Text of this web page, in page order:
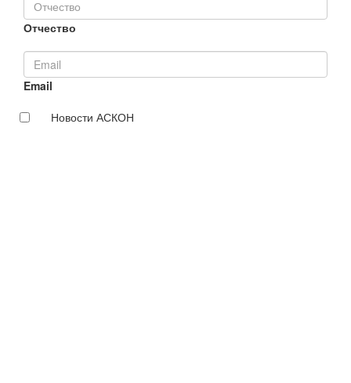
Отчество
Email
Новости АСКОН